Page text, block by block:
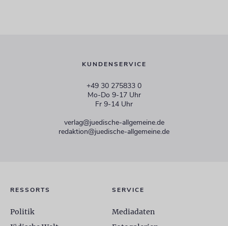
KUNDENSERVICE
+49 30 275833 0
Mo-Do 9-17 Uhr
Fr 9-14 Uhr
verlag@juedische-allgemeine.de
redaktion@juedische-allgemeine.de
RESSORTS
Politik
SERVICE
Mediadaten